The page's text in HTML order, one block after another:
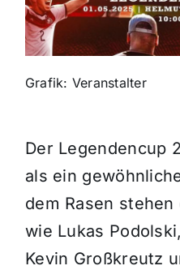
Grafik: Veranstalter
Der Legendencup
als ein
dem Rasen
wie Lukas
Kevin Großkreutz